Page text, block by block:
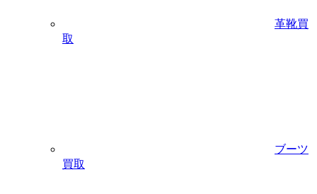
革靴買
取
ブーツ
買取